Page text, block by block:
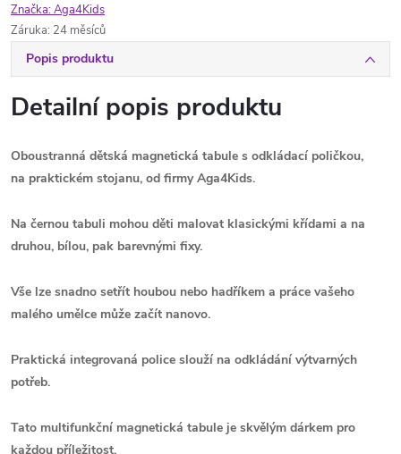
Značka:Aga4Kids
Záruka: 24 měsíců
Popis produktu
Detailní popis produktu
Oboustranná dětská magnetická tabule s odkládací poličkou,
na praktickém stojanu, od firmy Aga4Kids.
Na černou tabuli mohou děti malovat klasickými křídami a na
druhou, bílou, pak barevnými fixy.
Vše lze snadno setřít houbou nebo hadříkem a práce vašeho
malého umělce může začít nanovo.
Praktická integrovaná police slouží na odkládání výtvarných
potřeb.
Tato multifunkční magnetická tabule je skvělým dárkem pro
každou příležitost.